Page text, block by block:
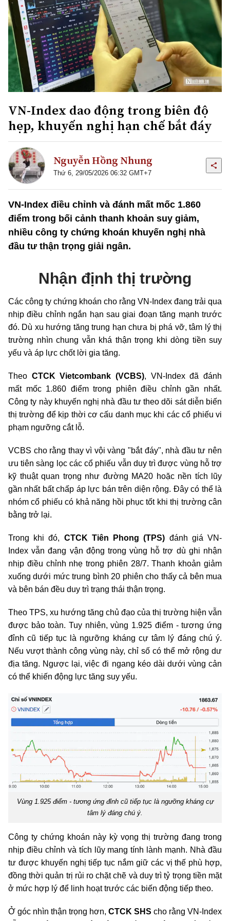
VN-Index dao động trong biên độ
hẹp, khuyến nghị hạn chế bắt đáy
Nguyễn Hồng Nhung
Thứ 6, 29/05/2026 06:32 GMT+7
VN-Index điều chỉnh và đánh mất mốc 1.860
điểm trong bối cảnh thanh khoản suy giảm,
nhiều công ty chứng khoán khuyến nghị nhà
đầu tư thận trọng giải ngân.
Nhận định thị trường
Các công ty chứng khoán cho rằng VN-Index đang trải qua
nhịp điều chỉnh ngắn hạn sau giai đoạn tăng mạnh trước
đó. Dù xu hướng tăng trung hạn chưa bị phá vỡ, tâm lý thị
trường nhìn chung vẫn khá thận trọng khi dòng tiền suy
yếu và áp lực chốt lời gia tăng.
Theo CTCK Vietcombank (VCBS), VN-Index đã đánh
mất mốc 1.860 điểm trong phiên điều chỉnh gần nhất.
Công ty này khuyến nghị nhà đầu tư theo dõi sát diễn biến
thị trường để kịp thời cơ cấu danh mục khi các cổ phiếu vi
phạm ngưỡng cắt lỗ.
VCBS cho rằng thay vì vội vàng "bắt đáy", nhà đầu tư nên
ưu tiên sàng lọc các cổ phiếu vẫn duy trì được vùng hỗ trợ
kỹ thuật quan trọng như đường MA20 hoặc nền tích lũy
gần nhất bất chấp áp lực bán trên diện rộng. Đây có thể là
nhóm cổ phiếu có khả năng hồi phục tốt khi thị trường cân
bằng trở lại.
Trong khi đó, CTCK Tiên Phong (TPS) đánh giá VN-
Index vẫn đang vận động trong vùng hỗ trợ dù ghi nhận
nhịp điều chỉnh nhẹ trong phiên 28/7. Thanh khoản giảm
xuống dưới mức trung bình 20 phiên cho thấy cả bên mua
và bên bán đều duy trì trạng thái thận trọng.
Theo TPS, xu hướng tăng chủ đạo của thị trường hiện vẫn
được bảo toàn. Tuy nhiên, vùng 1.925 điểm -tương ứng
đỉnh cũ tiếp tục là ngưỡng kháng cự tâm lý đáng chú ý.
Nếu vượt thành công vùng này, chỉ số có thể mở rộng dư
địa tăng. Ngược lại, việc đi ngang kéo dài dưới vùng cản
có thể khiến động lực tăng suy yếu.
Vùng 1.925 điểm - tương ứng đỉnh cũ tiếp tục là ngưỡng kháng cự
tâm lý đáng chú ý.
Công ty chứng khoán này kỳ vọng thị trường đang trong
nhịp điều chỉnh và tích lũy mang tính lành mạnh. Nhà đầu
tư được khuyến nghị tiếp tục nắm giữ các vị thế phù hợp,
đồng thời quản trị rủi ro chặt chẽ và duy trì tỷ trọng tiền mặt
ở mức hợp lý để linh hoạt trước các biến động tiếp theo.
Ở góc nhìn thận trọng hơn, CTCK SHS cho rằng VN-Index